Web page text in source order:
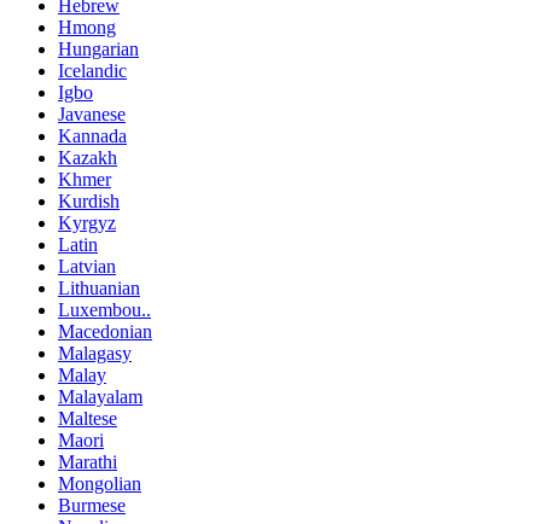
Hebrew
Hmong
Hungarian
Icelandic
Igbo
Javanese
Kannada
Kazakh
Khmer
Kurdish
Kyrgyz
Latin
Latvian
Lithuanian
Luxembou..
Macedonian
Malagasy
Malay
Malayalam
Maltese
Maori
Marathi
Mongolian
Burmese